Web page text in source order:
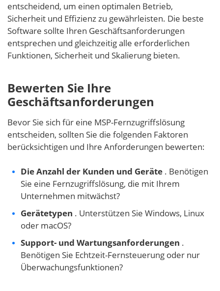
entscheidend, um einen optimalen Betrieb,
Sicherheit und Effizienz zu gewährleisten. Die beste
Software sollte Ihren Geschäftsanforderungen
entsprechen und gleichzeitig alle erforderlichen
Funktionen, Sicherheit und Skalierung bieten.
Bewerten Sie Ihre
Geschäftsanforderungen
Bevor Sie sich für eine MSP-Fernzugriffslösung
entscheiden, sollten Sie die folgenden Faktoren
berücksichtigen und Ihre Anforderungen bewerten:
Die Anzahl der Kunden und Geräte . Benötigen
Sie eine Fernzugriffslösung, die mit Ihrem
Unternehmen mitwächst?
Gerätetypen . Unterstützen Sie Windows, Linux
oder macOS?
Support- und Wartungsanforderungen .
Benötigen Sie Echtzeit-Fernsteuerung oder nur
Überwachungsfunktionen?